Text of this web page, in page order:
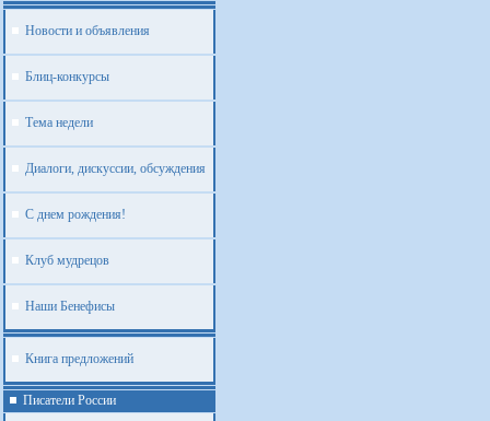
Новости и объявления
Блиц-конкурсы
Тема недели
Диалоги, дискуссии, обсуждения
С днем рождения!
Клуб мудрецов
Наши Бенефисы
Книга предложений
Писатели России